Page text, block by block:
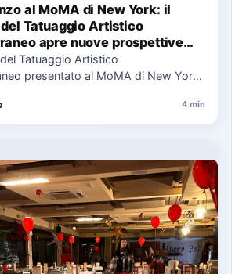
al MoMA di New York: il
Tatuaggio Artistico
apre nuove prospettive
Tatuaggio Artistico
presentato al MoMA di New York
4 min